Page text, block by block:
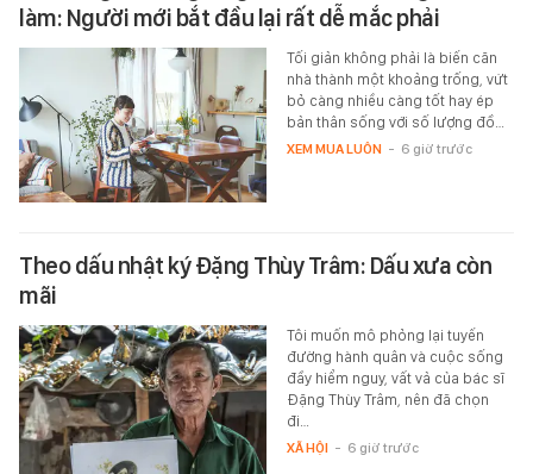
làm: Người mới bắt đầu lại rất dễ mắc phải
Tối giản không phải là biến căn
nhà thành một khoảng trống, vứt
bỏ càng nhiều càng tốt hay ép
bản thân sống với số lượng đồ…
XEM MUA LUÔN - 6 giờ trước
Theo dấu nhật ký Đặng Thùy Trâm: Dấu xưa còn
mãi
Tôi muốn mô phỏng lại tuyến
đường hành quân và cuộc sống
đầy hiểm nguy, vất vả của bác sĩ
Đặng Thùy Trâm, nên đã chọn
đi…
XÃ HỘI - 6 giờ trước